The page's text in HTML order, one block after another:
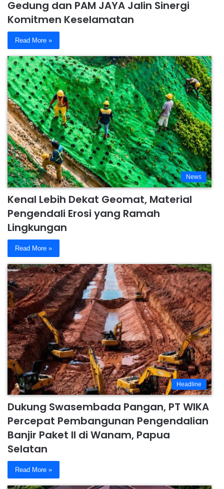
Gedung dan PAM JAYA Jalin Sinergi
Komitmen Keselamatan
Read More »
News
Kenal Lebih Dekat Geomat, Material
Pengendali Erosi yang Ramah
Lingkungan
Read More »
Headline
Dukung Swasembada Pangan, PT WIKA
Percepat Pembangunan Pengendalian
Banjir Paket II di Wanam, Papua
Selatan
Read More »